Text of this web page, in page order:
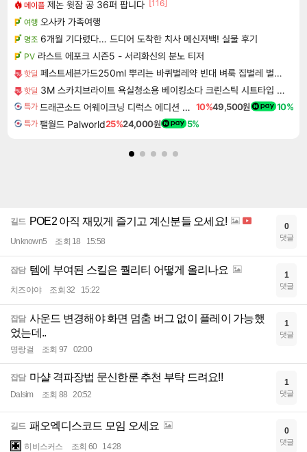
메이플 제논 윗잠 공 36퍼 팝니다 [116]
여행 오사카 가족여행
명조 6개월 기다렸다… 드디어 도착한 치사 메신저백! 실물 후기
PV 라스트 에포크 시즌5 - 서리화신의 분노 티저
핫딜 페스트세븐가드250ml 뿌리는 바퀴벌레약 빈대 벼룩 집벌레 벌레 살충제 트랩 약 박멸 약국 퇴치 제거 퇴치약 퇴치제 퇴치법 하수구 흰
핫딜 3M 스카치브라이트 욕실청소용 베이킹소다 크린스틱 시트타입 소형 80매(40매x2개)
특가 드래곤소드 어웨이크닝 디럭스 에디션 DragonSword Awakening Deluxe Edition 10%49,500원 10%
특가 팰월드 Palworld25%24,000원 5%
길드 POE2 아직 재밌게 즐기고 계신분들 오세요!
Unknown5 조회 18 15:58
0
댓글
잡담 템에 부여된 스킬은 퀄리티 어떻게 올리나요
치즈야야 조회 32 15:22
1
댓글
잡담 사운드 변경해야 화면 멈춤 버그 없이 플레이 가능했
었는데..
명랑걸 조회 97 02:00
1
댓글
잡담 마샬 격파장법 문신한룬 추천 부탁 드려요!!
Dalsim 조회 88 20:52
1
댓글
길드 패오엑디스코드 모임 오세요
히비스커스 조회 60 14:28
0
댓글